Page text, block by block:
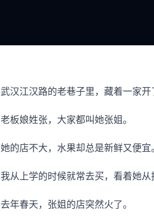
武汉江汉路的老巷子里，藏着一家开
老板娘姓张，大家都叫她张姐。
她的店不大，水果却总是新鲜又便宜。
我从上学的时候就常去买，看着她从
去年春天，张姐的店突然火了。